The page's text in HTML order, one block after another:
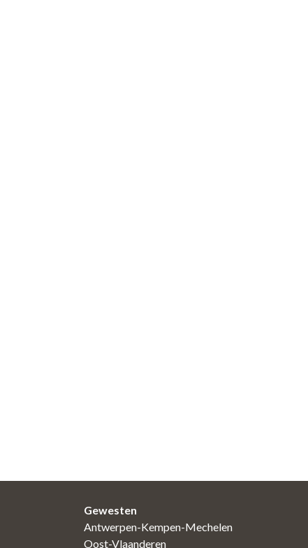
Gewesten
Antwerpen-Kempen-Mechelen
Oost-Vlaanderen